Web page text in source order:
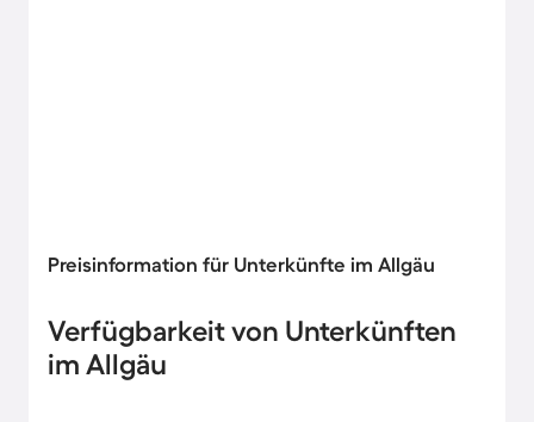
Preisinformation für Unterkünfte im Allgäu
Verfügbarkeit von Unterkünften
im Allgäu